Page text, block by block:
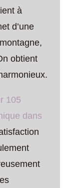
à
d’une
obtient
105
dans